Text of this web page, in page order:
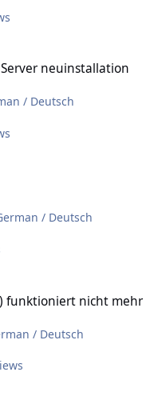
neuinstallation
/ Deutsch
/ Deutsch
funktioniert nicht mehr
/ Deutsch